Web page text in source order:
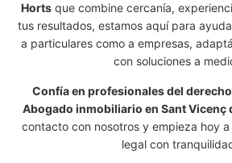
Horts que combine cercanía,
tus resultados, estamos aquí para
a particulares como a empresas,
con soluciones a
Confía en profesionales del
Abogado inmobiliario en Sant Vicenç
contacto con nosotros y empieza hoy
legal con